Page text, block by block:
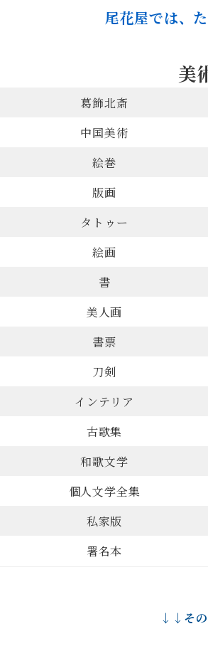
尾花屋では、
美
葛飾北斎
中国美術
絵巻
版画
タトゥー
絵画
書
美人画
書票
刀剣
インテリア
古歌集
和歌文学
個人文学全集
私家版
署名本
↓↓その